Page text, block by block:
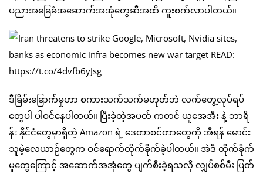
ပညာအခြေခံအဆောက်အအုံတွေဆီအထိ ကူးစက်လာပါတယ်။
ဒီခြိမ်းခြောက်မှုဟာ စကားသက်သက်မဟုတ်ဘဲ လက်တွေ့လုပ်ရပ်
တွေပါ ပါဝင်နေပါတယ်။ ပြီးခဲ့တဲ့အပတ် ကတင် ယူအေအီး နဲ့ ဘာရိ
န်း နိုင်ငံတွေမှာရှိတဲ့ Amazon ရဲ့ ဒေတာစင်တာတွေကို အီရန် မောင်း
သူမဲ့လေယာဉ်တွေက ဝင်ရောက်တိုက်ခိုက်ခဲ့ပါတယ်။ အဲဒီ တိုက်ခိုက်
မှုတွေကြောင့် အဆောက်အအုံတွေ ပျက်စီးခဲ့ရသလို လျှပ်စစ်မီး ပြတ်